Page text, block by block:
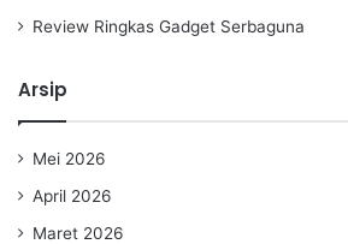
Review Ringkas Gadget Serbaguna
Arsip
Mei 2026
April 2026
Maret 2026